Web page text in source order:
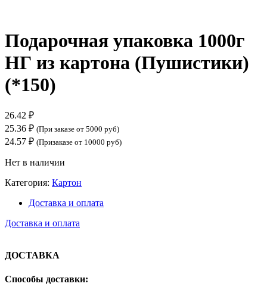
Подарочная упаковка 1000г
НГ из картона (Пушистики)
(*150)
26.42 ₽
25.36 ₽ (При заказе от 5000 руб)
24.57 ₽ (Призаказе от 10000 руб)
Нет в наличии
Категория: Картон
Доставка и оплата
Доставка и оплата
ДОСТАВКА
Способы доставки: